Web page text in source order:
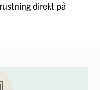
direkt på